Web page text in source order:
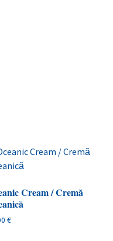
Cream / Cremă
€